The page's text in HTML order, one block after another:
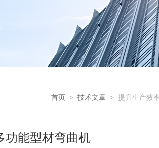
首页 > 技术文章 > 提升生产效
功能型材弯曲机